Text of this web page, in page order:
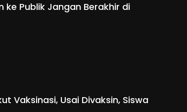
ke Publik Jangan Berakhir di
Vaksinasi, Usai Divaksin, Siswa